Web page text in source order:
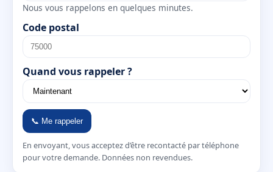
Nous vous rappelons en quelques minutes.
Code postal
Quand vous rappeler ?
📞 Me rappeler
En envoyant, vous acceptez d’être recontacté par téléphone
pour votre demande. Données non revendues.